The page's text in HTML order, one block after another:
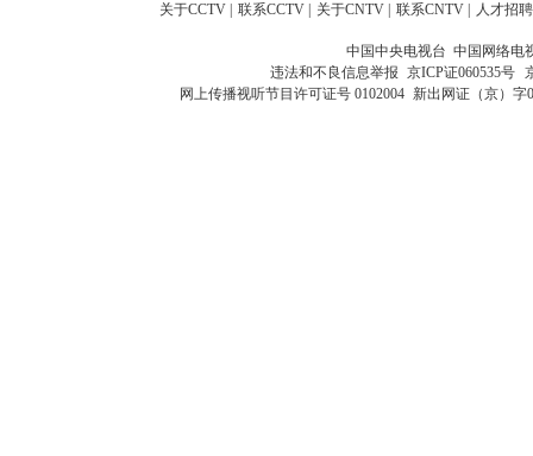
关于CCTV 联系CCTV 关于CNTV 联系CNTV 人才招聘
中国中央电视台 中国网络电
违法和不良信息举报 京ICP证060535号
网上传播视听节目许可证号 0102004 新出网证（京）